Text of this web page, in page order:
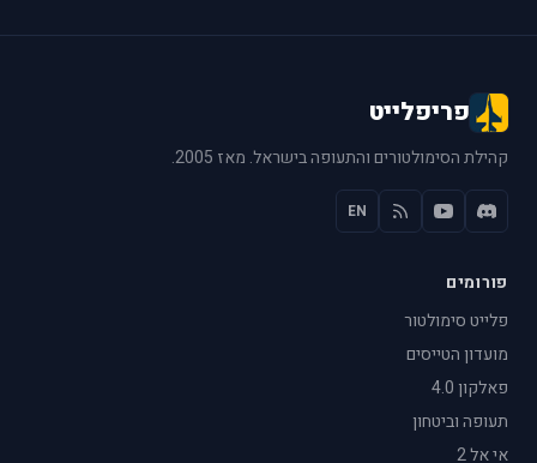
פריפלייט
קהילת הסימולטורים והתעופה בישראל. מאז 2005.
EN
פורומים
פלייט סימולטור
מועדון הטייסים
פאלקון 4.0
תעופה וביטחון
אי אל 2